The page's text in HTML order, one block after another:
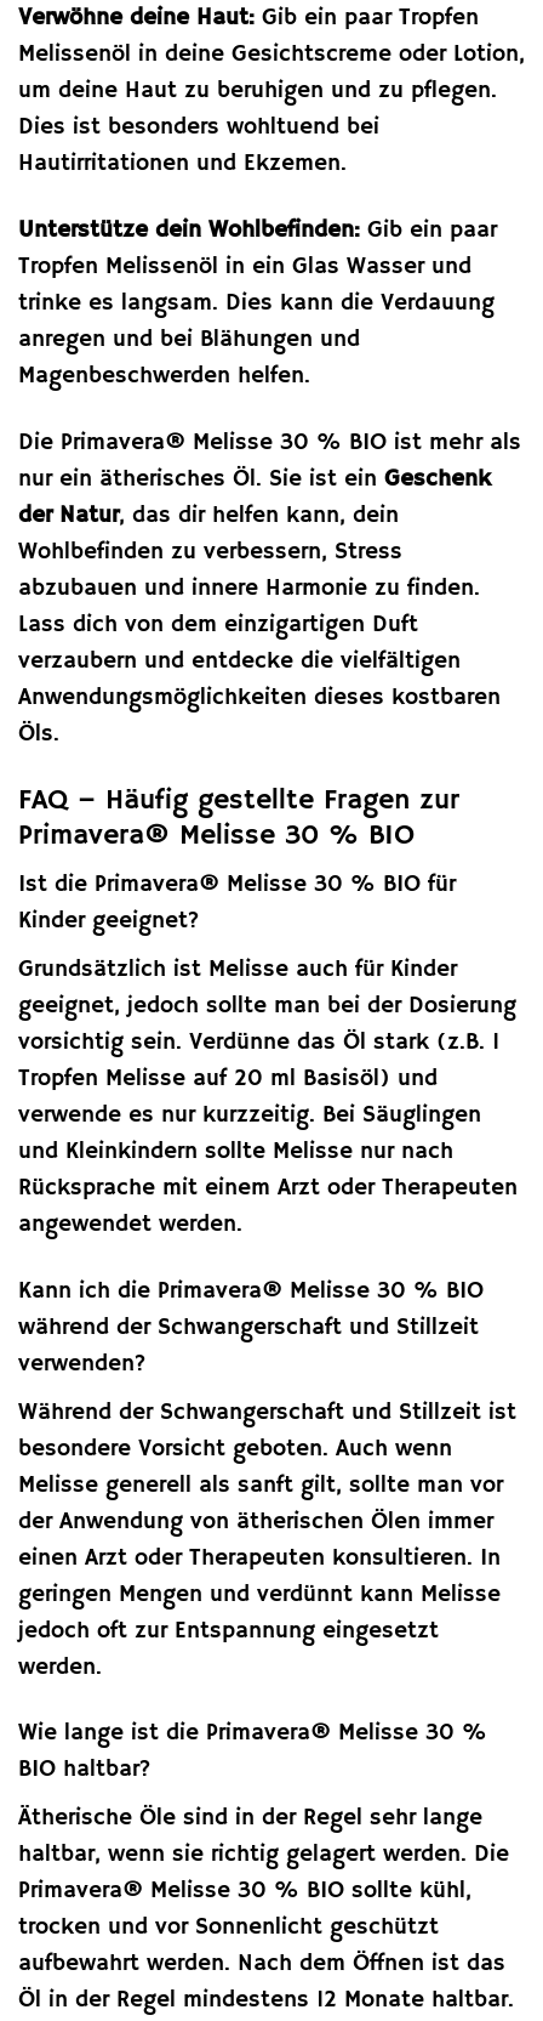
Verwöhne deine Haut: Gib ein paar Tropfen
Melissenöl in deine Gesichtscreme oder Lotion,
um deine Haut zu beruhigen und zu pflegen.
Dies ist besonders wohltuend bei
Hautirritationen und Ekzemen.
Unterstütze dein Wohlbefinden: Gib ein paar
Tropfen Melissenöl in ein Glas Wasser und
trinke es langsam. Dies kann die Verdauung
anregen und bei Blähungen und
Magenbeschwerden helfen.
Die Primavera® Melisse 30 % BIO ist mehr als
nur ein ätherisches Öl. Sie ist ein Geschenk
der Natur, das dir helfen kann, dein
Wohlbefinden zu verbessern, Stress
abzubauen und innere Harmonie zu finden.
Lass dich von dem einzigartigen Duft
verzaubern und entdecke die vielfältigen
Anwendungsmöglichkeiten dieses kostbaren
Öls.
FAQ – Häufig gestellte Fragen zur
Primavera® Melisse 30 % BIO
Ist die Primavera® Melisse 30 % BIO für
Kinder geeignet?
Grundsätzlich ist Melisse auch für Kinder
geeignet, jedoch sollte man bei der Dosierung
vorsichtig sein. Verdünne das Öl stark (z.B. 1
Tropfen Melisse auf 20 ml Basisöl) und
verwende es nur kurzzeitig. Bei Säuglingen
und Kleinkindern sollte Melisse nur nach
Rücksprache mit einem Arzt oder Therapeuten
angewendet werden.
Kann ich die Primavera® Melisse 30 % BIO
während der Schwangerschaft und Stillzeit
verwenden?
Während der Schwangerschaft und Stillzeit ist
besondere Vorsicht geboten. Auch wenn
Melisse generell als sanft gilt, sollte man vor
der Anwendung von ätherischen Ölen immer
einen Arzt oder Therapeuten konsultieren. In
geringen Mengen und verdünnt kann Melisse
jedoch oft zur Entspannung eingesetzt
werden.
Wie lange ist die Primavera® Melisse 30 %
BIO haltbar?
Ätherische Öle sind in der Regel sehr lange
haltbar, wenn sie richtig gelagert werden. Die
Primavera® Melisse 30 % BIO sollte kühl,
trocken und vor Sonnenlicht geschützt
aufbewahrt werden. Nach dem Öffnen ist das
Öl in der Regel mindestens 12 Monate haltbar.